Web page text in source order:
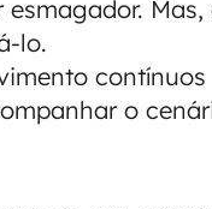
lo.
contínuos
o